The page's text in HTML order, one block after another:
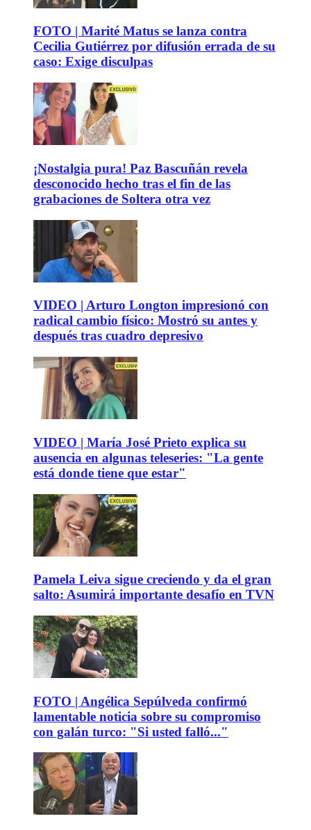
FOTO | Marité Matus se lanza contra
Cecilia Gutiérrez por difusión errada de su
caso: Exige disculpas
¡Nostalgia pura! Paz Bascuñán revela
desconocido hecho tras el fin de las
grabaciones de Soltera otra vez
VIDEO | Arturo Longton impresionó con
radical cambio físico: Mostró su antes y
después tras cuadro depresivo
VIDEO | María José Prieto explica su
ausencia en algunas teleseries: "La gente
está donde tiene que estar"
Pamela Leiva sigue creciendo y da el gran
salto: Asumirá importante desafío en TVN
FOTO | Angélica Sepúlveda confirmó
lamentable noticia sobre su compromiso
con galán turco: "Si usted falló..."